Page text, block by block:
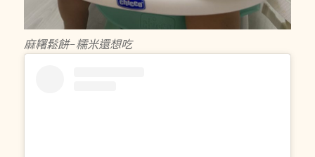
麻糬鬆餅-糯米還想吃